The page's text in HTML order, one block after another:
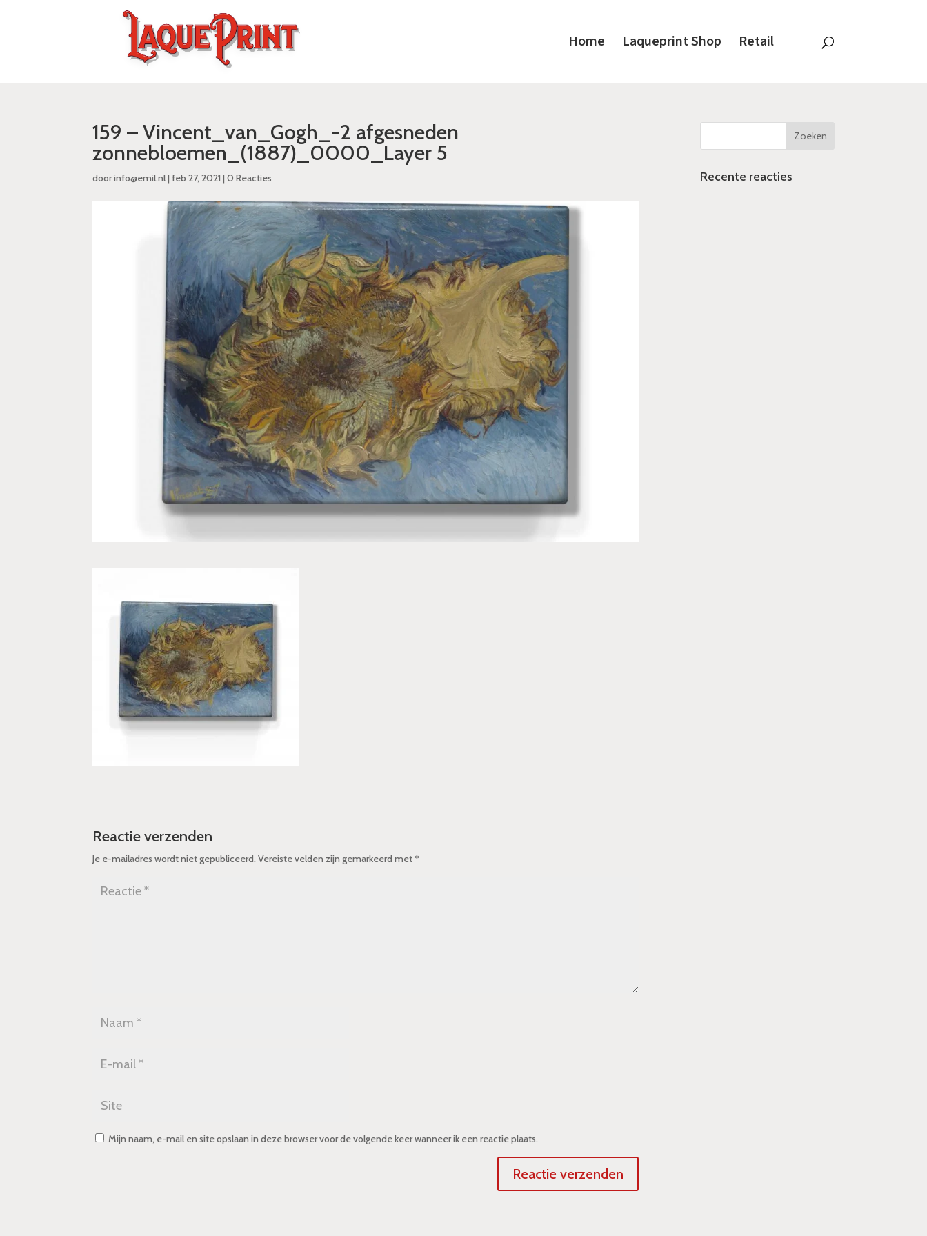
Home Laqueprint Shop Retail
159 – Vincent_van_Gogh_-2 afgesneden
zonnebloemen_(1887)_0000_Layer 5
doorinfo@emil.nl|feb 27, 2021 |0 Reacties
Reactie verzenden
Je e-mailadres wordt niet gepubliceerd. Vereiste velden zijn gemarkeerd met*
Mijn naam, e-mail en site opslaan in deze browser voor de volgende keer wanneer ik een reactie plaats.
Recente reacties